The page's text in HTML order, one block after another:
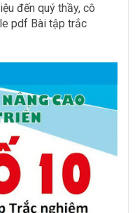
đến quý thầy, cô
pdf Bài tập trắc